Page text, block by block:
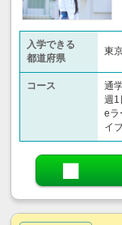
入学できる
都道府県
東
コース
通
週1
eラ
イ